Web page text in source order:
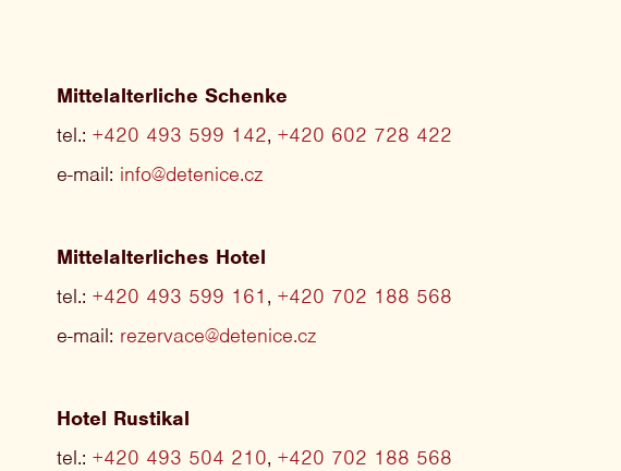
Mittelalterliche Schenke
tel.: +420 493 599 142, +420 602 728 422
e-mail: info@detenice.cz
Mittelalterliches Hotel
tel.: +420 493 599 161 , +420 702 188 568
e-mail: rezervace@detenice.cz
Hotel Rustikal
tel.: +420 493 504 210, +420 702 188 568